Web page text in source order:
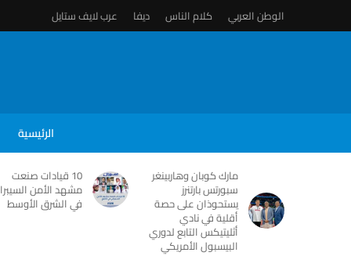
الوطن العربي كلام الناس ديفا عرب لايف ستايل
الرئيسية
مارك كوبان وهاربينغر
سبورتس بارتنرز
يستحوذان على حصة
أقلية في نادي
أثليتيكس التابع لدوري
البيسبول الأمريكي
10 قيادات صنعت
مشهد الأمن
في الشرق الأوسط